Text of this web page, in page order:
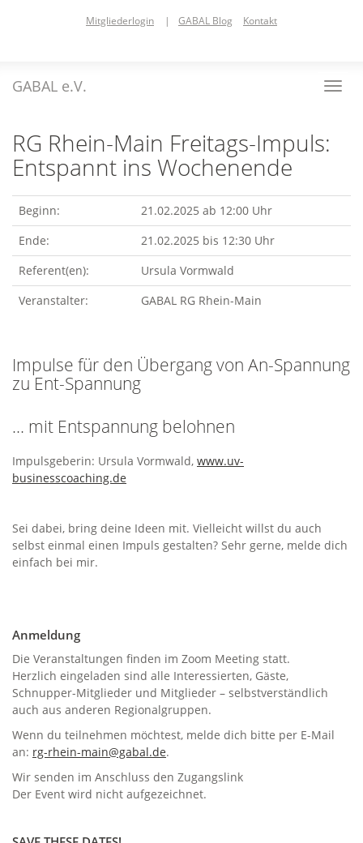
Mitgliederlogin | GABAL Blog Kontakt
GABAL e.V.
RG Rhein-Main Freitags-Impuls:
Entspannt ins Wochenende
Beginn:
21.02.2025 ab 12:00 Uhr
Ende:
21.02.2025 bis 12:30 Uhr
Referent(en):
Ursula Vormwald
Veranstalter:
GABAL RG Rhein-Main
Impulse für den Übergang von An-Spannung
zu Ent-Spannung
… mit Entspannung belohnen
Impulsgeberin: Ursula Vormwald, www.uv-
businesscoaching.de
Sei dabei, bring deine Ideen mit. Vielleicht willst du auch
selbst einmal einen Impuls gestalten? Sehr gerne, melde dich
einfach bei mir.
Anmeldung
Die Veranstaltungen finden im Zoom Meeting statt.
Herzlich eingeladen sind alle Interessierten, Gäste,
Schnupper-Mitglieder und Mitglieder – selbstverständlich
auch aus anderen Regionalgruppen.
Wenn du teilnehmen möchtest, melde dich bitte per E-Mail
an: rg-rhein-main@gabal.de.
Wir senden im Anschluss den Zugangslink
Der Event wird nicht aufgezeichnet.